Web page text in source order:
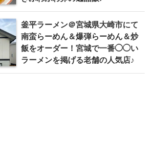
釜平ラーメン＠宮城県大崎市にて
南蛮らーめん＆爆弾らーめん＆炒
飯をオーダー！宮城で一番◯◯い
ラーメンを掲げる老舗の人気店♪